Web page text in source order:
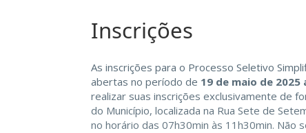
Inscrições
As inscrições para o Processo Seletivo
abertas no período de 19 de maio de 2025
realizar suas inscrições exclusivamente de
do Município, localizada na Rua Sete de
no horário das 07h30min às 11h30min. Não